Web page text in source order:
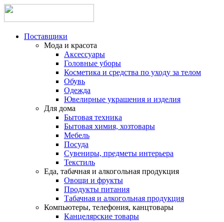
Поставщики
Мода и красота
Аксессуары
Головные уборы
Косметика и средства по уходу за телом
Обувь
Одежда
Ювелирные украшения и изделия
Для дома
Бытовая техника
Бытовая химия, хозтовары
Мебель
Посуда
Сувениры, предметы интерьера
Текстиль
Еда, табачная и алкогольная продукция
Овощи и фрукты
Продукты питания
Табачная и алкогольная продукция
Компьютеры, телефония, канцтовары
Канцелярские товары